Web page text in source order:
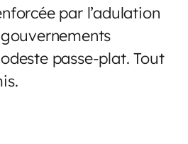
par l’adulation
passe-plat. Tout